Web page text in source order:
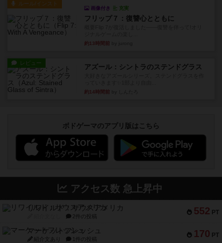
ルール/インスト
画像付き 充実
フリップ７：復讐心とともに
約13時間前
レビュー アズール：シントラのステンドグラス
約14時間前
ボドゲーマのアプリ版はこちら
アクセス数 急上昇中
552 PT
リワイルド：サウスアメリカ
2件の投稿
170 PT
マーケットフレッシュ
紹介文あり 1件の投稿